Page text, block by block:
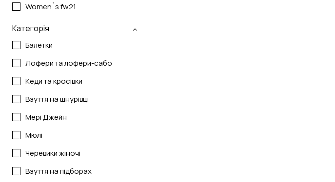
Women`s fw21
Категорія
Балетки
Лофери та лофери-сабо
Кеди та кросівки
Взуття на шнурівці
Мері Джейн
Мюлі
Черевики жіночі
Взуття на підборах